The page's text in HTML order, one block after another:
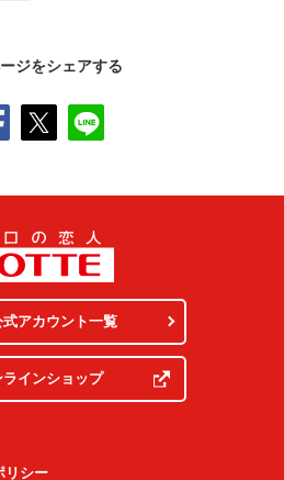
ジをシェアする
式アカウント一覧
ラインショップ
リシー